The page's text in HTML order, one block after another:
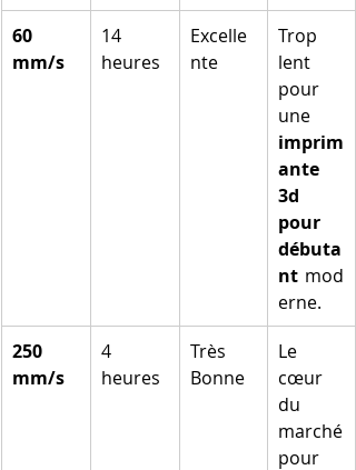
60
mm/s
14
heures
Excelle
nte
Trop
lent
pour
imprim
ante
3d
pour
débuta
nt mod
erne.
250
mm/s
4
heures
Très
Bonne
Le
cœur
du
marché